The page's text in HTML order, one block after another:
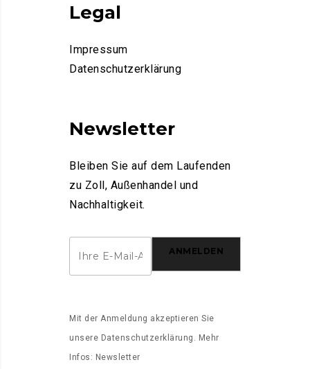
Legal
Impressum
Datenschutzerklärung
Newsletter
Bleiben Sie auf dem Laufenden
zu Zoll, Außenhandel und
Nachhaltigkeit.
ANMELDEN
Mit der Anmeldung akzeptieren Sie
unsere Datenschutzerklärung
. Mehr
Infos: Newsletter